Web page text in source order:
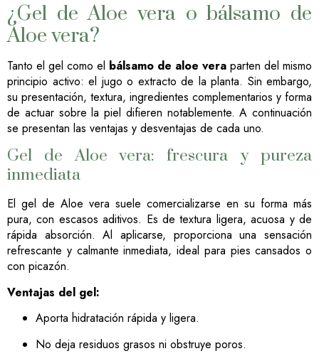
¿Gel de Aloe vera o bálsamo de
Aloe vera?
Tanto el gel como el bálsamo de aloe vera parten del mismo
principio activo: el jugo o extracto de la planta. Sin embargo,
su presentación, textura, ingredientes complementarios y forma
de actuar sobre la piel difieren notablemente. A continuación
se presentan las ventajas y desventajas de cada uno.
Gel de Aloe vera: frescura y pureza
inmediata
El gel de Aloe vera suele comercializarse en su forma más
pura, con escasos aditivos. Es de textura ligera, acuosa y de
rápida absorción. Al aplicarse, proporciona una sensación
refrescante y calmante inmediata, ideal para pies cansados o
con picazón.
Ventajas del gel:
Aporta hidratación rápida y ligera.
No deja residuos grasos ni obstruye poros.